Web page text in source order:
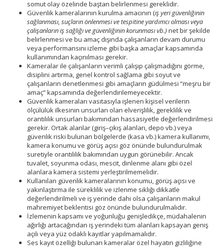
somut olay özelinde baştan belirlenmesi gereklidir.
Güvenlik kameralarının kurulma amacının (iş yeri güvenliğinin
sağlanması, suçların önlenmesi ve tespitine yardımcı olması veya
çalışanların iş sağlığı ve güvenliğinin korunması vb.)net bir şekilde
belirlenmesi ve bu amaç dışında çalışanların devam durumu
veya performansını izleme gibi başka amaçlar kapsamında
kullanımından kaçınılması gerekir.
Kameralar ile çalışanların verimli çalışıp çalışmadığını görme,
disiplini artırma, genel kontrol sağlama gibi soyut ve
çalışanların denetlenmesi gibi amaçların güdülmesi “meşru bir
amaç” kapsamında değerlendirilemeyecektir.
Güvenlik kameraları vasıtasıyla işlenen kişisel verilerin
ölçülülük ilkesinin unsurları olan elverişlilik, gereklilik ve
orantılılık unsurları bakımından hassasiyetle değerlendirilmesi
gerekir. Ortak alanlar (giriş–çıkış alanları, depo vb.) veya
güvenlik riski bulunan bölgelerde (kasa vb.) kamera kullanımı,
kamera konumu ve görüş açısı göz önünde bulundurulmak
suretiyle orantılılık bakımından uygun görünebilir. Ancak
tuvalet, soyunma odası, mescit, dinlenme alanı gibi özel
alanlara kamera sistemi yerleştirilmemelidir.
Kullanılan güvenlik kameralarının konumu, görüş açısı ve
yakınlaştırma ile süreklilik ve izlenme sıklığı dikkatle
değerlendirilmeli ve iş yerinde dahi olsa çalışanların makul
mahremiyet beklentisi göz önünde bulundurulmalıdır.
İzlemenin kapsamı ve yoğunluğu genişledikçe, müdahalenin
ağırlığı artacağından iş yerindeki tüm alanları kapsayan geniş
açılı veya yüz odaklı kayıtlar yapılmamalıdır.
Ses kayıt özelliği bulunan kameralar özel hayatın gizliliğine